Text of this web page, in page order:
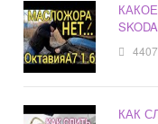
4407
КАК